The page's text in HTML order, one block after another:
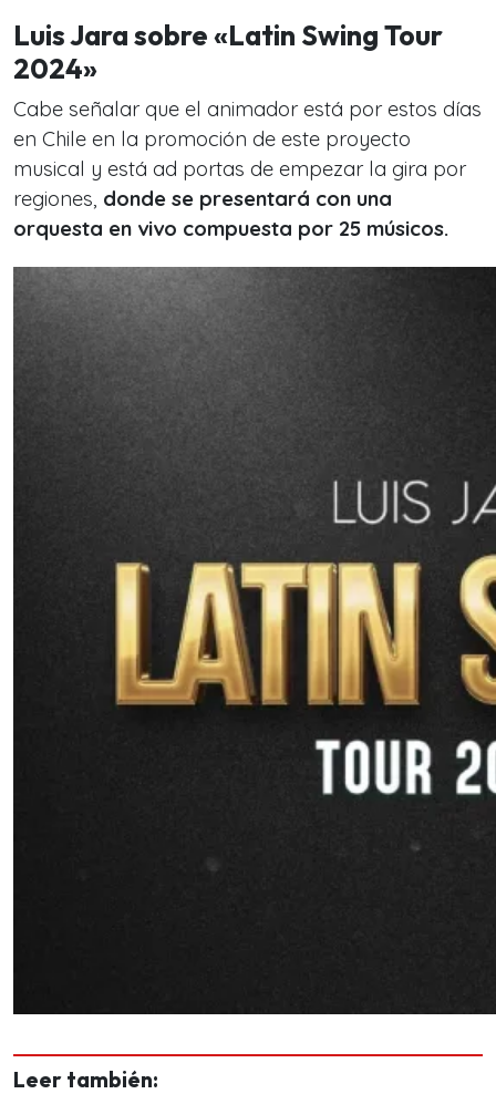
Luis Jara sobre «Latin Swing Tour
2024»
Cabe señalar que el animador está por estos días
en Chile en la promoción de este proyecto
musical y está ad portas de empezar la gira por
regiones, donde se presentará con una
orquesta en vivo compuesta por 25 músicos.
Leer también: